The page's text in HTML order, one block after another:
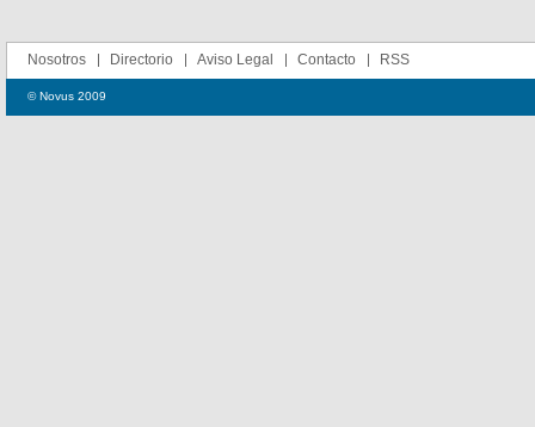
Nosotros Directorio Aviso Legal Contacto RSS
© Novus 2009